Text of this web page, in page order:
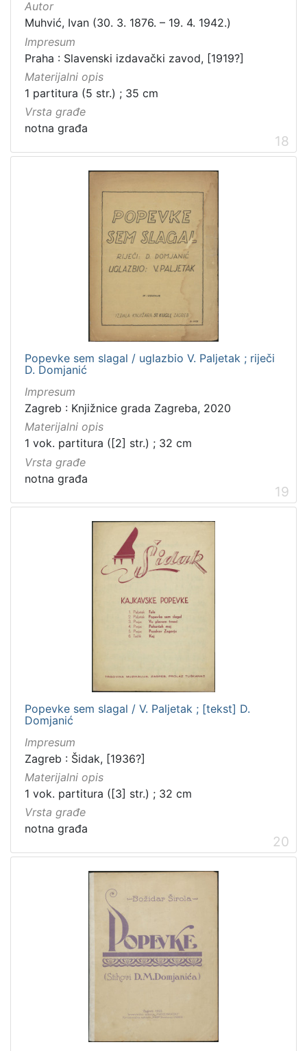
Autor
Muhvić, Ivan (30. 3. 1876. – 19. 4. 1942.)
Impresum
Praha : Slavenski izdavački zavod, [1919?]
Materijalni opis
1 partitura (5 str.) ; 35 cm
Vrsta građe
notna građa
18
Popevke sem slagal / uglazbio V. Paljetak ; riječi
D. Domjanić
Impresum
Zagreb : Knjižnice grada Zagreba, 2020
Materijalni opis
1 vok. partitura ([2] str.) ; 32 cm
Vrsta građe
notna građa
19
Popevke sem slagal / V. Paljetak ; [tekst] D.
Domjanić
Impresum
Zagreb : Šidak, [1936?]
Materijalni opis
1 vok. partitura ([3] str.) ; 32 cm
Vrsta građe
notna građa
20